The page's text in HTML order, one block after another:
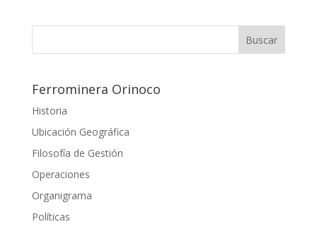
Ferrominera Orinoco
Historia
Ubicación Geográfica
Filosofía de Gestión
Operaciones
Organigrama
Políticas